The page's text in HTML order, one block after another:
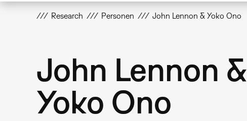
Research Personen John Lennon & Yoko Ono
John Lennon &
Yoko Ono